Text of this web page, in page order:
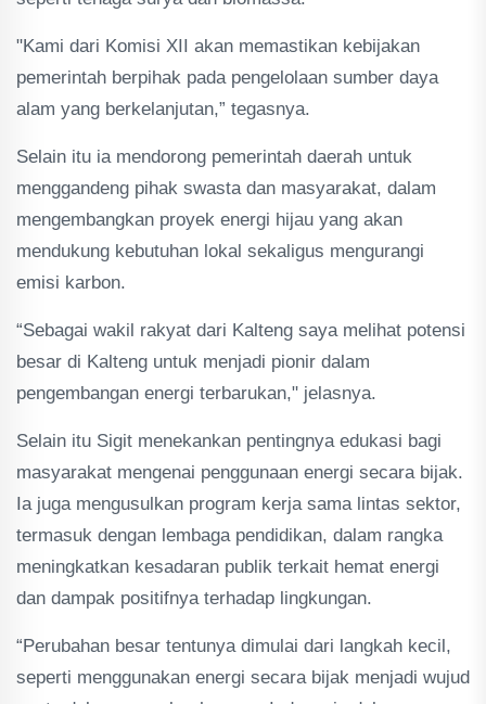
"Kami dari Komisi XII akan memastikan kebijakan
pemerintah berpihak pada pengelolaan sumber daya
alam yang berkelanjutan,” tegasnya.
Selain itu ia mendorong pemerintah daerah untuk
menggandeng pihak swasta dan masyarakat, dalam
mengembangkan proyek energi hijau yang akan
mendukung kebutuhan lokal sekaligus mengurangi
emisi karbon.
“Sebagai wakil rakyat dari Kalteng saya melihat potensi
besar di Kalteng untuk menjadi pionir dalam
pengembangan energi terbarukan," jelasnya.
Selain itu Sigit menekankan pentingnya edukasi bagi
masyarakat mengenai penggunaan energi secara bijak.
Ia juga mengusulkan program kerja sama lintas sektor,
termasuk dengan lembaga pendidikan, dalam rangka
meningkatkan kesadaran publik terkait hemat energi
dan dampak positifnya terhadap lingkungan.
“Perubahan besar tentunya dimulai dari langkah kecil,
seperti menggunakan energi secara bijak menjadi wujud